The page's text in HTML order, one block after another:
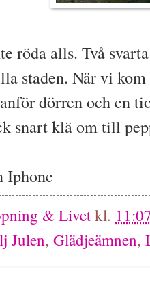
röda alls. Två
staden. När vi
dörren och en
snart klä om till
Iphone
& Livetkl.
Julen, Glädjeämnen,